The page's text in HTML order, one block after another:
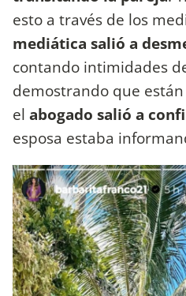
esto a través de los
mediática salió a
contando intimidades
demostrando que
el abogado salió a
esposa estaba